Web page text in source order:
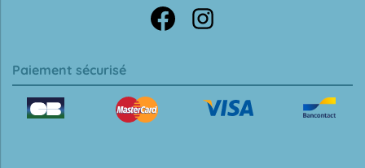
Paiement sécurisé